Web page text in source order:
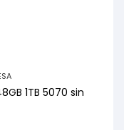
1TB 5070 sin